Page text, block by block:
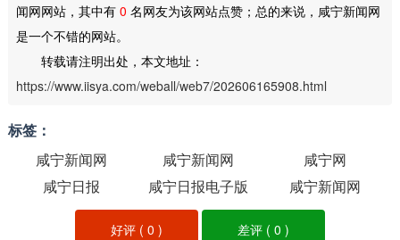
闻网网站，其中有 0 名网友为该网站点赞；总的来说，咸宁新闻网
是一个不错的网站。
转载请注明出处，本文地址：
https://www.iisya.com/weball/web7/202606165908.html
标签：
咸宁新闻网
咸宁新闻网
咸宁网
咸宁日报
咸宁日报电子版 咸宁新闻网
好评 (0 ) 差评 ( 0 )